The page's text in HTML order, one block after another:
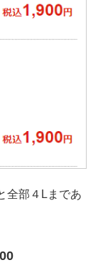
全部４Lまであ